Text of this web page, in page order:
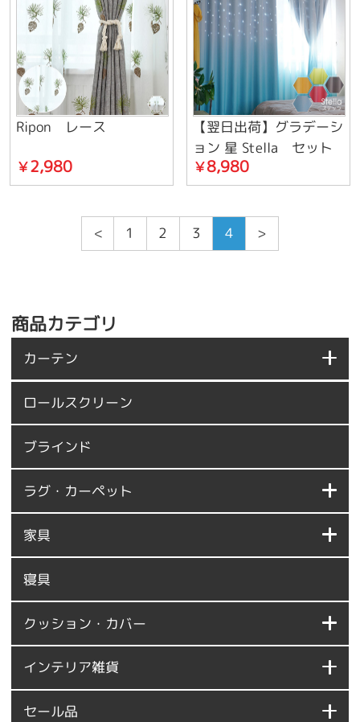
Ripon レース
￥2,980
【翌日出荷】グラデーシ
ョン 星 Stella セット
￥8,980
< 1 2 3 4 >
商品カテゴリ
カーテン
ロールスクリーン
ブラインド
ラグ・カーペット
家具
寝具
クッション・カバー
インテリア雑貨
セール品